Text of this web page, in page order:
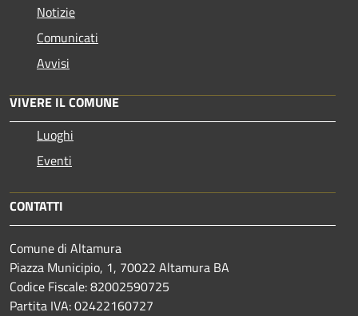
Notizie
Comunicati
Avvisi
VIVERE IL COMUNE
Luoghi
Eventi
CONTATTI
Comune di Altamura
Piazza Municipio, 1, 70022 Altamura BA
Codice Fiscale: 82002590725
Partita IVA: 02422160727